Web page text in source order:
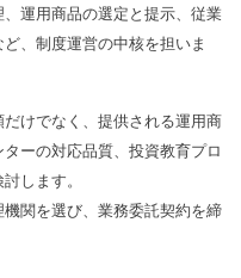
運用商品の選定と提示、従業
、制度運営の中核を担いま
けでなく、提供される運用商
ーの対応品質、投資教育プロ
します。
関を選び、業務委託契約を締